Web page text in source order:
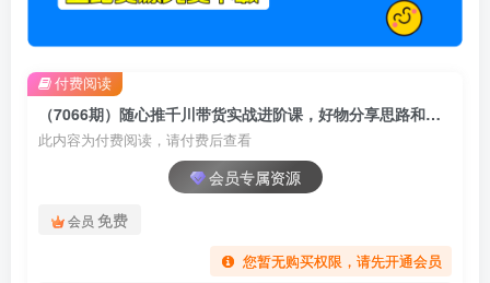
（7066期）随心推千川带货实战进阶课，好物分享思路和逻辑，赛道选择与账号搭建
此内容为付费阅读，请付费后查看
会员专属资源
会员 免费
您暂无购买权限，请先开通会员
付费阅读